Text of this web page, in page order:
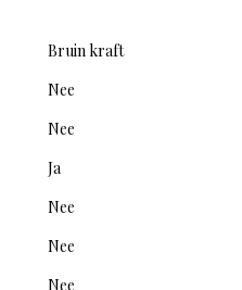
Bruin kraft
Nee
Nee
Ja
Nee
Nee
Nee